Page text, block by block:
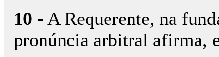
10 - A Requerente, na
pronúncia arbitral afirma,